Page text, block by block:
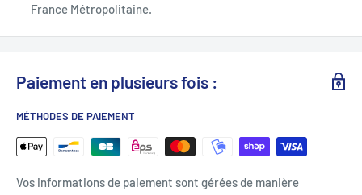
France Métropolitaine.
Paiement en plusieurs fois :
MÉTHODES DE PAIEMENT
Vos informations de paiement sont gérées de manière